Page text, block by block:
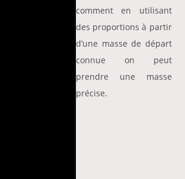
comment en utilisant
des proportions à partir
d’une masse de départ
connue on peut
prendre une masse
précise.